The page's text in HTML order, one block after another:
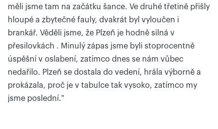
měli jsme tam na začátku šance. Ve druhé třetině přišly
hloupé a zbytečné fauly, dvakrát byl vyloučen i
brankář. Věděli jsme, že Plzeň je hodně silná v
přesilovkách . Minulý zápas jsme byli stoprocentně
úspěšní v oslabení, zatímco dnes se nám vůbec
nedařilo. Plzeň se dostala do vedení, hrála výborně a
prokázala, proč je v tabulce tak vysoko, zatímco my
jsme poslední."